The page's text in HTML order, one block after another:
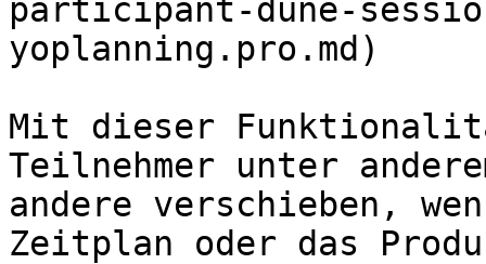
participant-dune-
yoplanning.pro.md)
Mit dieser
Teilnehmer unter
andere verschieben,
Zeitplan oder das